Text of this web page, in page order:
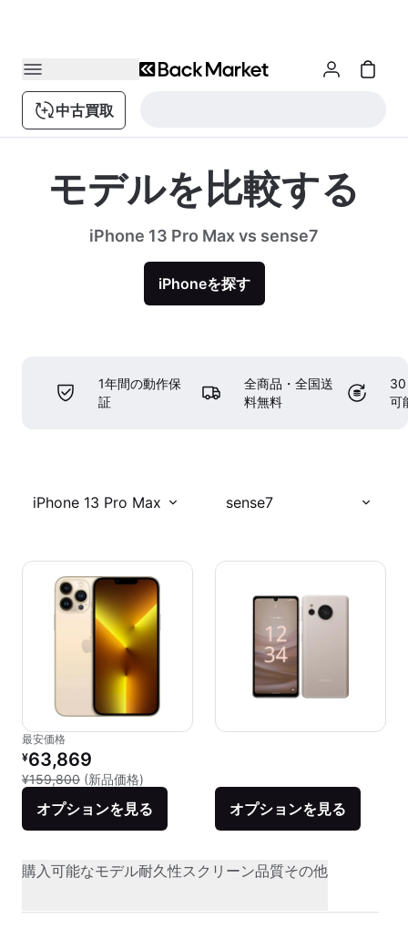
中古買取
モデルを比較する
iPhone 13 Pro Max vs sense7
iPhoneを探す
1年間の動作保
証
全商品・全国送
料無料
30
可
iPhone 13 Pro Max sense7
最安価格
リファービッシュ品の価格：
¥63,869
¥159,800 (新品価格)
オプションを見る オプションを見る
購入可能なモデル耐久性スクリーン品質その他